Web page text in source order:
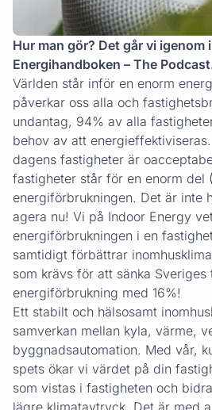
Hur man gör? Det går vi igenom
Energihandboken – The
Världen står inför en enorm
påverkar oss alla och
undantag, 94% av alla
behov av att
dagens fastigheter är
fastigheter står för en enorm del
energiförbrukningen. Det är inte
agera nu! Vi på Indoor Energy
energiförbrukningen i en
samtidigt förbättrar
som krävs för att sänka Sveriges
energiförbrukning med 16%!
Ett stabilt och hälsosamt
samverkan mellan kyla, värme,
byggnadsautomation. Med vår,
spets ökar vi värdet på din
som vistas i fastigheten och
lägre klimatavtryck. Det är med